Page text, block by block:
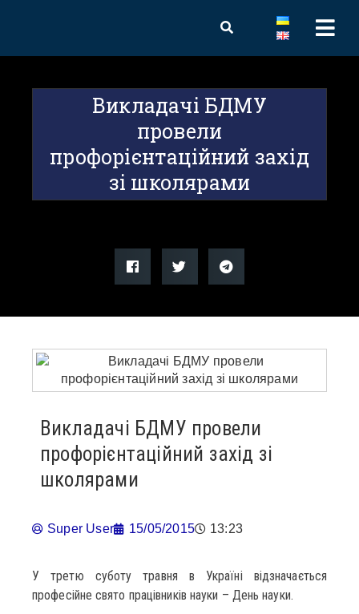
Викладачі БДМУ
провели
профорієнтаційний захід
зі школярами
Викладачі БДМУ провели
профорієнтаційний захід зі
школярами
Super User 15/05/2015 13:23
У третю суботу травня в Україні відзначається
професійне свято працівників науки – День науки.